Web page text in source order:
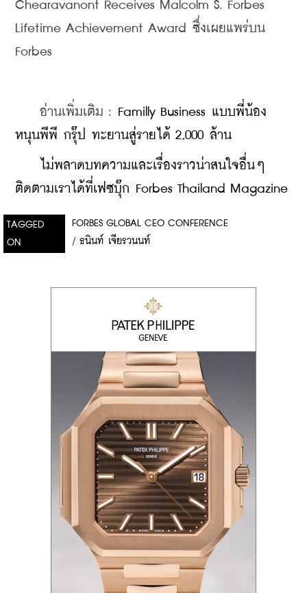
Chearavanont Receives Malcolm S. Forbes
Lifetime Achievement Award ซึ่งเผยแพร่บน
Forbes
อ่านเพิ่มเติม :
Familly Business แบบพี่น้อง
หนุนพีพี กรุ๊ป ทะยานสู่รายได้ 2,000 ล้าน
ไม่พลาดบทความและเรื่องราวน่าสนใจอื่นๆ
ติดตามเราได้ที่เฟซบุ๊ก Forbes Thailand Magazine
TAGGED
ON
FORBES GLOBAL CEO CONFERENCE
/ ธนินท์ เจียรวนนท์